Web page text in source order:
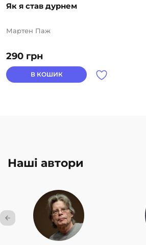
Як я став дурнем
290 грн
Мартен Паж
В КОШИК
Наші автори